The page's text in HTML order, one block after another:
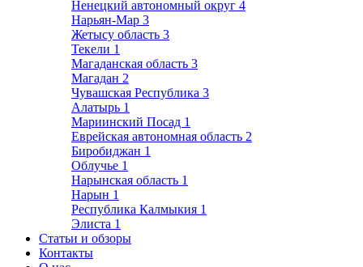
Ненецкий автономный округ 4
Нарьян-Мар 3
Жетысу область 3
Текели 1
Магаданская область 3
Магадан 2
Чувашская Республика 3
Алатырь 1
Мариинский Посад 1
Еврейская автономная область 2
Биробиджан 1
Облучье 1
Нарынская область 1
Нарын 1
Республика Калмыкия 1
Элиста 1
Статьи и обзоры
Контакты